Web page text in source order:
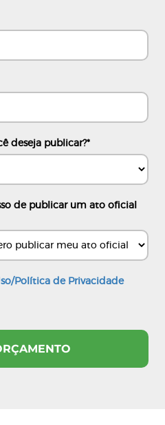
deseja publicar?*
de publicar um ato oficial
Política de Privacidade